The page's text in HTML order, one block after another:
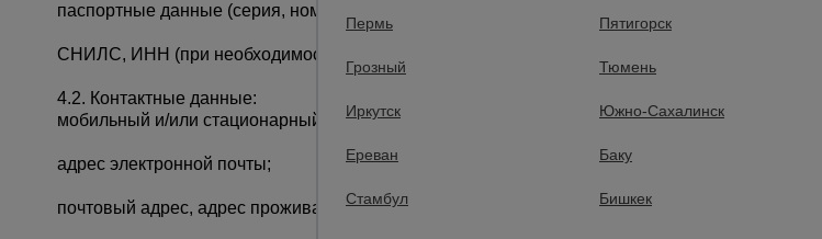
паспортные данные (серия, номер, дата и орган выдачи);
СНИЛС, ИНН (при необходимости);
4.2. Контактные данные:
мобильный и/или стационарный номер телефона;
адрес электронной почты;
почтовый адрес, адрес проживания или адрес доставки товаров;
Пермь Пятигорск
Грозный Тюмень
Иркутск Южно-Сахалинск
Ереван Баку
Стамбул Бишкек